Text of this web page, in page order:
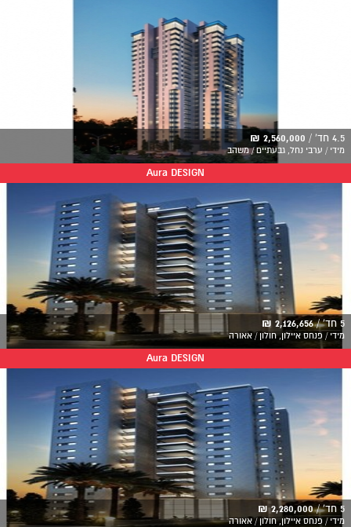
4.5 חד' / 2,560,000 ₪
מידי / ערבי נחל, גבעתיים / משהב
Aura DESIGN
5 חד' / 2,126,656 ₪
מידי / פנחס איילון, חולון / אאורה
Aura DESIGN
5 חד' / 2,280,000 ₪
מידי / פנחס איילון, חולון / אאורה